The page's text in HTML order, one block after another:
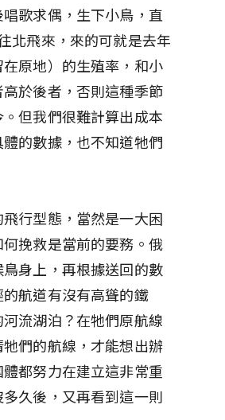
歌求偶，生下小鳥，直
北飛來，來的可就是去年
原地）的生殖率，和小
於後者，否則這種季節
但我們很難計算出成本
的數據，也不知道牠們
行型態，當然是一大困
挽救是當前的要務。俄
身上，再根據送回的數
航道有沒有高聳的鐵
流湖泊？在牠們原航線
們的航線，才能想出辦
都努力在建立這非常重
久後，又再看到這一則